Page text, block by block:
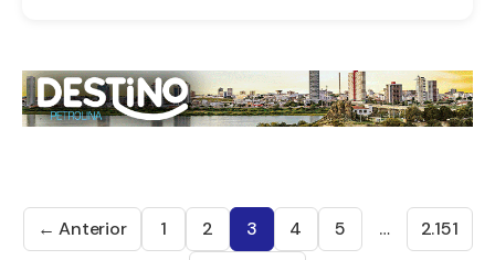
← Anterior 1 2 3 4 5 …
2.151